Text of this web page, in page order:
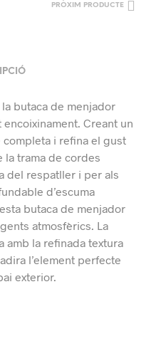
PRÒXIM PRODUCTE
butaca de menjador
Creant un
i refina el gust
la trama de cordes
del respatller i per als
d’escuma
butaca de menjador
atmosfèrics. La
amb la refinada textura
l’element perfecte
exterior.